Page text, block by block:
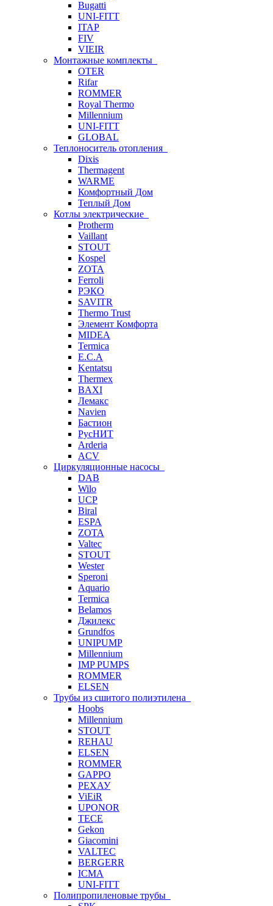
Bugatti
UNI-FITT
ITAP
FIV
VIEIR
Монтажные комплекты
OTER
Rifar
ROMMER
Royal Thermo
Millennium
UNI-FITT
GLOBAL
Теплоноситель отопления
Dixis
Thermagent
WARME
Комфортный Дом
Теплый Дом
Котлы электрические
Protherm
Vaillant
STOUT
Kospel
ZOTA
Ferroli
РЭКО
SAVITR
Thermo Trust
Элемент Комфорта
MIDEA
Termica
E.C.A
Kentatsu
Thermex
BAXI
Лемакс
Navien
Бастион
РусНИТ
Arderia
ACV
Циркуляционные насосы
DAB
Wilo
UCP
Biral
ESPA
ZOTA
Valtec
STOUT
Wester
Speroni
Aquario
Termica
Belamos
Джилекс
Grundfos
UNIPUMP
Millennium
IMP PUMPS
ROMMER
ELSEN
Трубы из сшитого полиэтилена
Hoobs
Millennium
STOUT
REHAU
ELSEN
ROMMER
GAPPO
РЕХАУ
ViEiR
UPONOR
TECE
Gekon
Giacomini
VALTEC
BERGERR
ICMA
UNI-FITT
Полипропиленовые трубы